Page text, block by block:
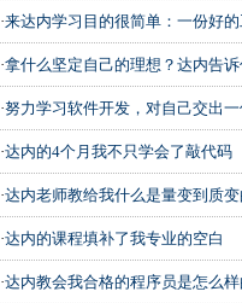
·来达内学习目的很简单：一份好
·拿什么坚定自己的理想？达内告
·努力学习软件开发，对自己交出
·达内的4个月我不只学会了敲代码
·达内老师教给我什么是量变到质
·达内的课程填补了我专业的空白
·达内教会我合格的程序员是怎么